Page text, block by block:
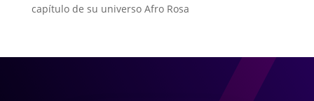
capítulo de su universo Afro Rosa